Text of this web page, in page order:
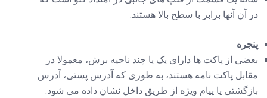
در آن آنها برابر با سطح بالا هستند.
پنجره
بعضی از پاکت ها دارای یک یا چند ناحیه برش، معمولا در
مقابل پاکت نامه هستند، به طوری که آدرس پستی، آدرس
بازگشتی یا پیام ویژه از طریق داخل نشان داده می شود.